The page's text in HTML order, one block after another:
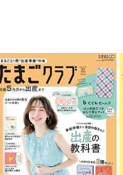
マ・パパの顔が見えないよ
」の声でタオルを勢いよく
見せる遊びです。大好きな
も繰り返すと喜びます。
寝返り応援団